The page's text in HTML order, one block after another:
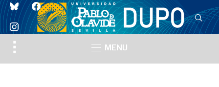
blueskyfacebook
instagram
Toggle
sidebar
MENU